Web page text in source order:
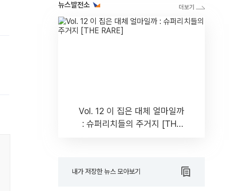
뉴스발전소
Vol. 12 이 집은 대체 얼마일까
: 슈퍼리치들의 주거지 [THE
내가 저장한 뉴스 모아보기